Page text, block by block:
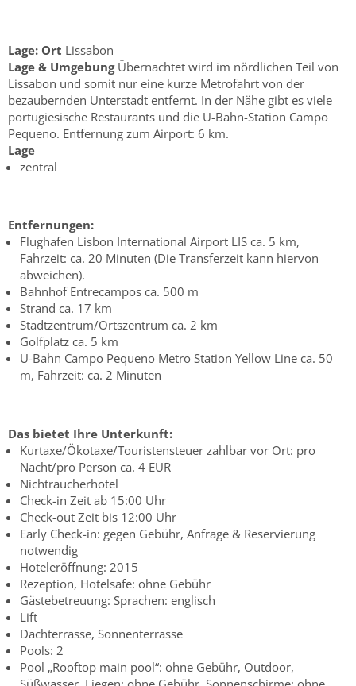
Lage: Ort Lissabon
Lage & UmgebungÜbernachtet wird im nördlichen Teil von
Lissabon und somit nur eine kurze Metrofahrt von der
bezaubernden Unterstadt entfernt. In der Nähe gibt es viele
portugiesische Restaurants und die U-Bahn-Station Campo
Pequeno. Entfernung zum Airport: 6 km.
Lage
zentral
Entfernungen:
Flughafen Lisbon International Airport LIS ca. 5 km,
Fahrzeit: ca. 20 Minuten (Die Transferzeit kann hiervon
abweichen).
Bahnhof Entrecampos ca. 500 m
Strand ca. 17 km
Stadtzentrum/Ortszentrum ca. 2 km
Golfplatz ca. 5 km
U-Bahn Campo Pequeno Metro Station Yellow Line ca. 50
m, Fahrzeit: ca. 2 Minuten
Das bietet Ihre Unterkunft:
Kurtaxe/Ökotaxe/Touristensteuer zahlbar vor Ort: pro
Nacht/pro Person ca. 4 EUR
Nichtraucherhotel
Check-in Zeit ab 15:00 Uhr
Check-out Zeit bis 12:00 Uhr
Early Check-in: gegen Gebühr, Anfrage & Reservierung
notwendig
Hoteleröffnung: 2015
Rezeption, Hotelsafe: ohne Gebühr
Gästebetreuung: Sprachen: englisch
Lift
Dachterrasse, Sonnenterrasse
Pools: 2
Pool „Rooftop main pool“: ohne Gebühr, Outdoor,